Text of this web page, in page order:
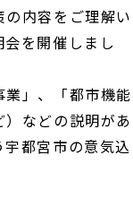
内容をご理解い
を開催しまし
」、「都市機能
などの説明があ
都宮市の意気込